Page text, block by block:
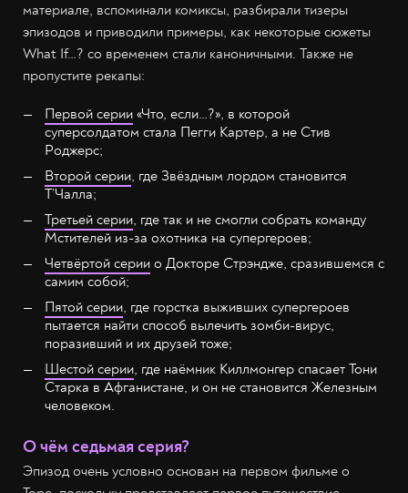
материале, вспоминали комиксы, разбирали тизеры
эпизодов и приводили примеры, как некоторые сюжеты
What If…? со временем стали каноничными. Также не
пропустите рекапы:
Первой серии «Что, если…?», в которой
суперсолдатом стала Пегги Картер, а не Стив
Роджерс;
Второй серии, где Звёздным лордом становится
Т’Чалла;
Третьей серии, где так и не смогли собрать команду
Мстителей из-за охотника на супергероев;
Четвёртой серии о Докторе Стрэндже, сразившемся с
самим собой;
Пятой серии, где горстка выживших супергероев
пытается найти способ вылечить зомби-вирус,
поразивший и их друзей тоже;
Шестой серии, где наёмник Киллмонгер спасает Тони
Старка в Афганистане, и он не становится Железным
человеком.
О чём седьмая серия?
Эпизод очень условно основан на первом фильме о